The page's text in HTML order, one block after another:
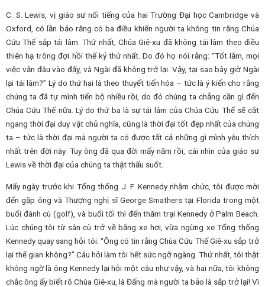
C. S. Lewis, vị giáo sư nổi tiếng của hai Trường Đại học Cambridge và
Oxford, có lần bảo rằng có ba điều khiến người ta không tin rằng Chúa
Cứu Thế sắp tái lâm. Thứ nhất, Chúa Giê-xu đã không tái lâm theo điều
thiên hạ trông đợi hồi thế kỷ thứ nhất. Do đó họ nói rằng: “Tốt lắm, mọi
việc vẫn đâu vào đấy, và Ngài đã không trở lại. Vậy, tại sao bây giờ Ngài
lại tái lâm?” Lý do thứ hai là theo thuyết tiến hóa – tức là ý kiến cho rằng
chúng ta đã tự mình tiến bộ nhiều rồi, do đó chúng ta chẳng cần gì đến
Chúa Cứu Thế nữa. Lý do thứ ba là sự tái lâm của Chúa Cứu Thế sẽ cắt
ngang thời đại duy vật chủ nghĩa, cũng là thời đại tốt đẹp nhất của chúng
ta – tức là thời đại mà người ta có được tất cả những gì mình yêu thích
nhất trên đời này. Tuy ông đã qua đời mấy năm rồi, cái nhìn của giáo sư
Lewis về thời đại của chúng ta thật thấu suốt.
Mấy ngày trước khi Tổng thống J. F. Kennedy nhậm chức, tôi được mời
đến gặp ông và Thượng nghị sĩ George Smathers tại Florida trong một
buổi đánh cù (golf), và buổi tối thì đến thăm trại Kennedy ở Palm Beach.
Lúc chúng tôi từ sân cù trở về bằng xe hơi, vừa ngừng xe Tổng thống
Kennedy quay sang hỏi tôi: “Ông có tin rằng Chúa Cứu Thế Giê-xu sắp trở
lại thế gian không?” Câu hỏi làm tôi hết sức ngỡ ngàng. Thứ nhất, tôi thật
không ngờ là ông Kennedy lại hỏi một câu như vậy, và hai nữa, tôi không
chắc ông ấy biết rõ Chúa Giê-xu, là Đấng mà người ta bảo là sắp trở lại! Vì